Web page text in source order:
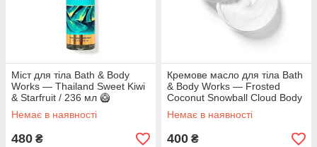
Міст для тіла Bath & Body
Works — Thailand Sweet Kiwi
& Starfruit / 236 мл 🥝
Немає в наявності
480 ₴
Кремове масло для тіла Bath
& Body Works — Frosted
Coconut Snowball Cloud Body
Butter / 185 г
Немає в наявності
400 ₴